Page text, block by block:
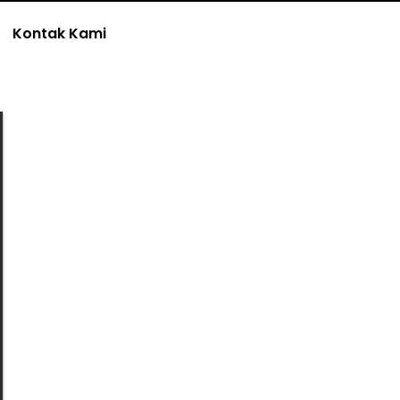
Kontak Kami